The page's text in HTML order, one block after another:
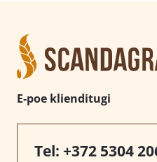
E-poe klienditugi
Tel: +372 5304